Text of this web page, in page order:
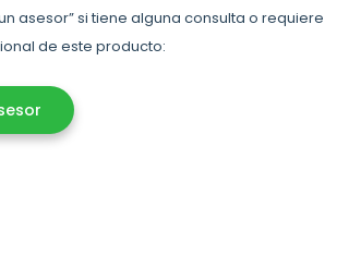
asesor” si tiene alguna consulta o requiere
de este producto: